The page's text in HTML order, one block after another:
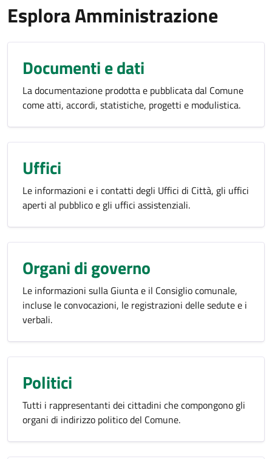
Esplora Amministrazione
Documenti e dati
La documentazione prodotta e pubblicata dal Comune
come atti, accordi, statistiche, progetti e modulistica.
Uffici
Le informazioni e i contatti degli Uffici di Città, gli uffici
aperti al pubblico e gli uffici assistenziali.
Organi di governo
Le informazioni sulla Giunta e il Consiglio comunale,
incluse le convocazioni, le registrazioni delle sedute e i
verbali.
Politici
Tutti i rappresentanti dei cittadini che compongono gli
organi di indirizzo politico del Comune.